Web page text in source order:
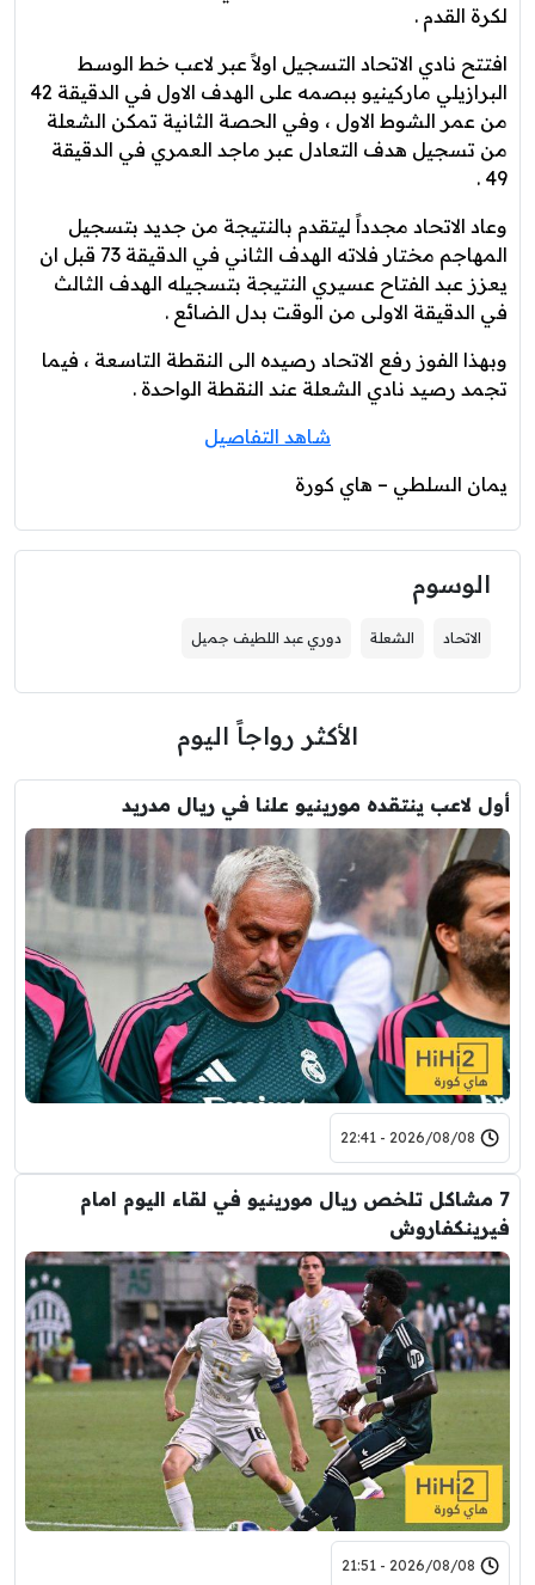
لكرة القدم .
افتتح نادي الاتحاد التسجيل اولاً عبر لاعب خط الوسط
البرازيلي ماركينيو ببصمه على الهدف الاول في الدقيقة 42
من عمر الشوط الاول ، وفي الحصة الثانية تمكن الشعلة
من تسجيل هدف التعادل عبر ماجد العمري في الدقيقة
49 .
وعاد الاتحاد مجدداً ليتقدم بالنتيجة من جديد بتسجيل
المهاجم مختار فلاته الهدف الثاني في الدقيقة 73 قبل ان
يعزز عبد الفتاح عسيري النتيجة بتسجيله الهدف الثالث
في الدقيقة الاولى من الوقت بدل الضائع .
وبهذا الفوز رفع الاتحاد رصيده الى النقطة التاسعة ، فيما
تجمد رصيد نادي الشعلة عند النقطة الواحدة .
شاهد التفاصيل
يمان السلطي – هاي كورة
الوسوم
الاتحاد الشعلة دوري عبد اللطيف جميل
الأكثر رواجاً اليوم
أول لاعب ينتقده مورينيو علنا في ريال مدريد
2026/08/08 - 22:41
7 مشاكل تلخص ريال مورينيو في لقاء اليوم امام
فيرينكفاروش
2026/08/08 - 21:51